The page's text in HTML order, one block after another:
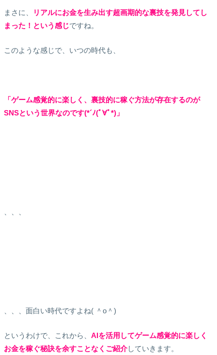
まさに、
リアルにお金を生み出す超画期的な裏技を発見してし
まった！という感じですね。
このような感じで、いつの時代も、
「ゲーム感覚的に楽しく、裏技的に稼ぐ方法が存在するのが
SNSという世界なのです(*´ﾉ(ﾟ∀ﾟ*)」
、、、
、、、面白い時代ですよね( ＾o＾)
というわけで、これから、 AIを活用してゲーム感覚的に楽しく
お金を稼ぐ秘訣を余すことなくご紹介していきます。